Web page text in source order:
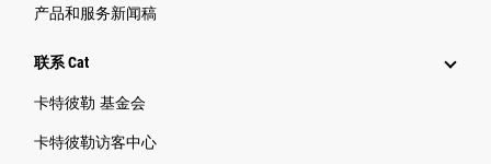
产品和服务新闻稿
联系 Cat
卡特彼勒 基金会
卡特彼勒访客中心